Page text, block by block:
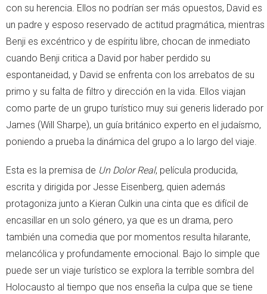
con su herencia. Ellos no podrían ser más opuestos, David es
un padre y esposo reservado de actitud pragmática, mientras
Benji es excéntrico y de espíritu libre, chocan de inmediato
cuando Benji critica a David por haber perdido su
espontaneidad, y David se enfrenta con los arrebatos de su
primo y su falta de filtro y dirección en la vida. Ellos viajan
como parte de un grupo turístico muy sui generis liderado por
James (Will Sharpe), un guía británico experto en el judaísmo,
poniendo a prueba la dinámica del grupo a lo largo del viaje.
Esta es la premisa de Un Dolor Real, película producida,
escrita y dirigida por Jesse Eisenberg, quien además
protagoniza junto a Kieran Culkin una cinta que es difícil de
encasillar en un solo género, ya que es un drama, pero
también una comedia que por momentos resulta hilarante,
melancólica y profundamente emocional. Bajo lo simple que
puede ser un viaje turístico se explora la terrible sombra del
Holocausto al tiempo que nos enseña la culpa que se tiene